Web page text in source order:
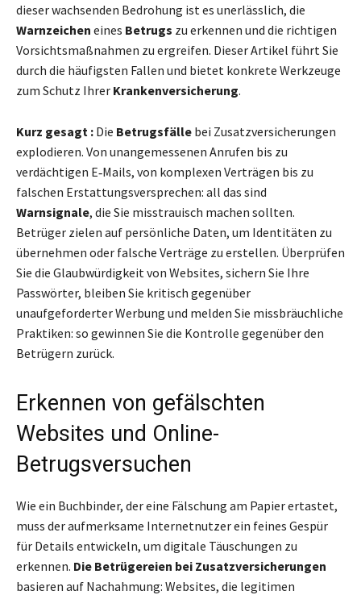
dieser wachsenden Bedrohung ist es unerlässlich, die
Warnzeichen eines Betrugs zu erkennen und die richtigen
Vorsichtsmaßnahmen zu ergreifen. Dieser Artikel führt Sie
durch die häufigsten Fallen und bietet konkrete Werkzeuge
zum Schutz Ihrer Krankenversicherung.
Kurz gesagt : Die Betrugsfälle bei Zusatzversicherungen
explodieren. Von unangemessenen Anrufen bis zu
verdächtigen E‑Mails, von komplexen Verträgen bis zu
falschen Erstattungsversprechen: all das sind
Warnsignale, die Sie misstrauisch machen sollten.
Betrüger zielen auf persönliche Daten, um Identitäten zu
übernehmen oder falsche Verträge zu erstellen. Überprüfen
Sie die Glaubwürdigkeit von Websites, sichern Sie Ihre
Passwörter, bleiben Sie kritisch gegenüber
unaufgeforderter Werbung und melden Sie missbräuchliche
Praktiken: so gewinnen Sie die Kontrolle gegenüber den
Betrügern zurück.
Erkennen von gefälschten
Websites und Online-
Betrugsversuchen
Wie ein Buchbinder, der eine Fälschung am Papier ertastet,
muss der aufmerksame Internetnutzer ein feines Gespür
für Details entwickeln, um digitale Täuschungen zu
erkennen. Die Betrügereien bei Zusatzversicherungen
basieren auf Nachahmung: Websites, die legitimen